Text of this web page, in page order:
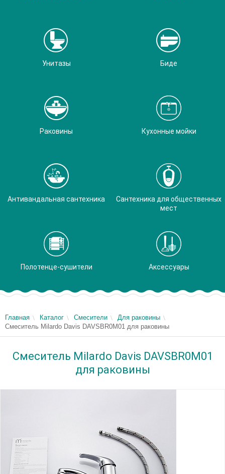
Унитазы Биде
Раковины Кухонные мойки
Антивандальная сантехника
Сантехника для общественных
мест
Полотенце-сушители Аксессуары
Главная Каталог Смесители
Для раковины
Смеситель Milardo Davis DAVSBR0M01 для раковины
Смеситель Milardo Davis DAVSBR0M01
для раковины